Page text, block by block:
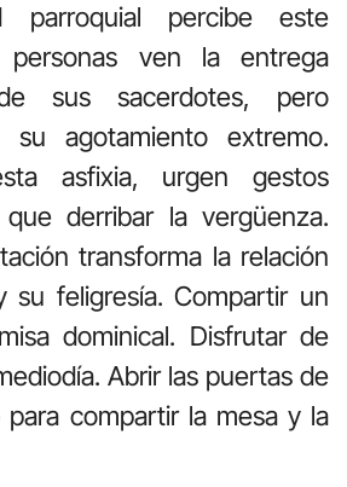
parroquial percibe este
personas ven la entrega
sus sacerdotes, pero
su agotamiento extremo.
asfixia, urgen gestos
derribar la vergüenza.
transforma la relación
feligresía. Compartir un
dominical. Disfrutar de
Abrir las puertas de
para compartir la mesa y la